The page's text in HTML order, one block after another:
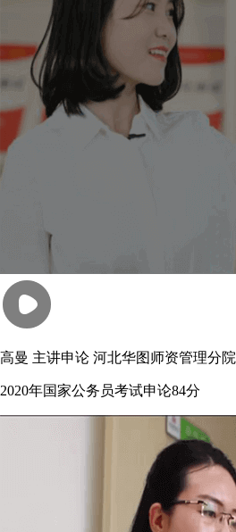
高曼 主讲申论 河北华图师资管理分院
2020年国家公务员考试申论84分